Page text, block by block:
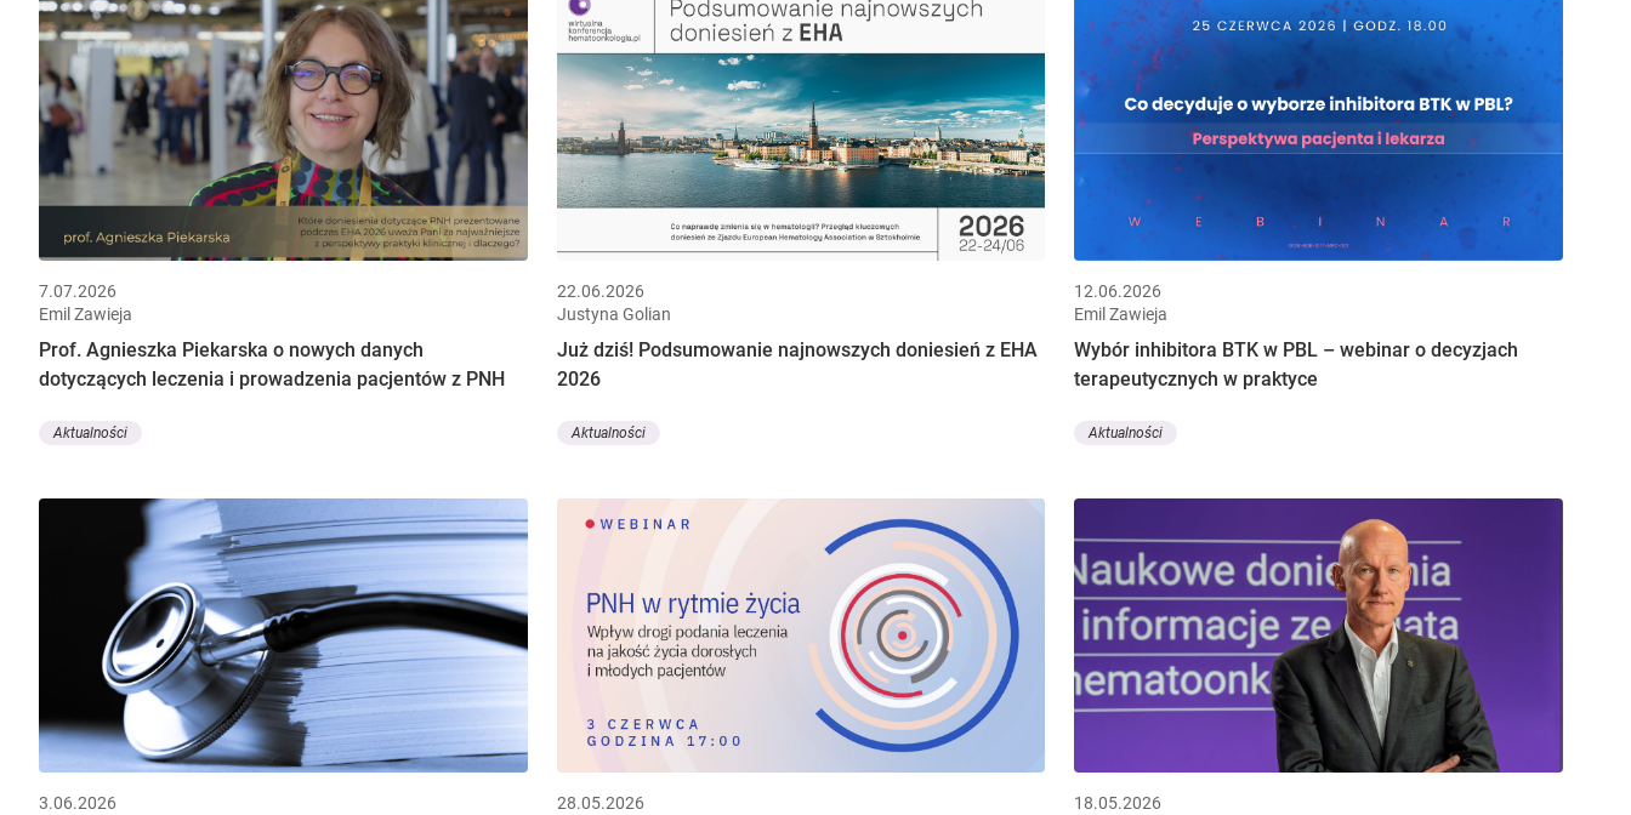
7.07.2026
Emil Zawieja
Prof. Agnieszka Piekarska o nowych danych
dotyczących leczenia i prowadzenia pacjentów z PNH
Aktualności
22.06.2026
Justyna Golian
Już dziś! Podsumowanie najnowszych doniesień z EHA
2026
Aktualności
12.06.2026
Emil Zawieja
Wybór inhibitora BTK w PBL – webinar o decyzjach
terapeutycznych w praktyce
Aktualności
3.06.2026
28.05.2026
18.05.2026